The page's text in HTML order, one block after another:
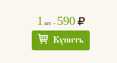
1 шт. – 590
Купить